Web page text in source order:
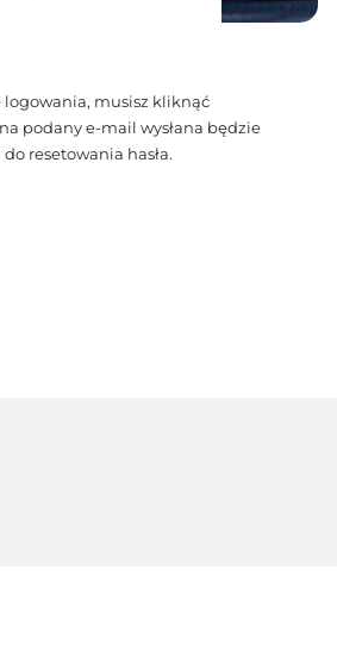
logowania, musisz kliknąć
podany e-mail wysłana będzie
resetowania hasła.